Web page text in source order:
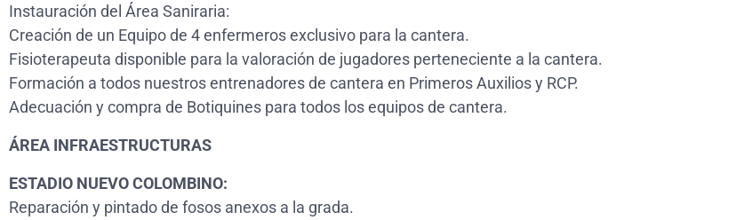
Instauración del Área Saniraria:
Creación de un Equipo de 4 enfermeros exclusivo para la cantera.
Fisioterapeuta disponible para la valoración de jugadores perteneciente a la cantera.
Formación a todos nuestros entrenadores de cantera en Primeros Auxilios y RCP.
Adecuación y compra de Botiquines para todos los equipos de cantera.
ÁREA INFRAESTRUCTURAS
ESTADIO NUEVO COLOMBINO:
Reparación y pintado de fosos anexos a la grada.